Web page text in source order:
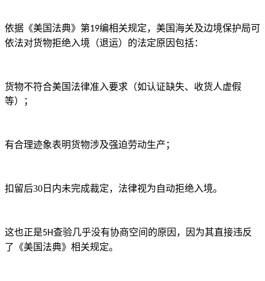
依据《美国法典》第19编相关规定，美国海关及边境保护局可
依法对货物拒绝入境（退运）的法定原因包括：
货物不符合美国法律准入要求（如认证缺失、收货人虚假
等）；
有合理迹象表明货物涉及强迫劳动生产 ；
扣留后30 日内未完成裁定，法律视为自动拒绝入境。
这也正是5H查验几乎没有协商空间的原因，因为其直接违反
了《美国法典》相关规定。